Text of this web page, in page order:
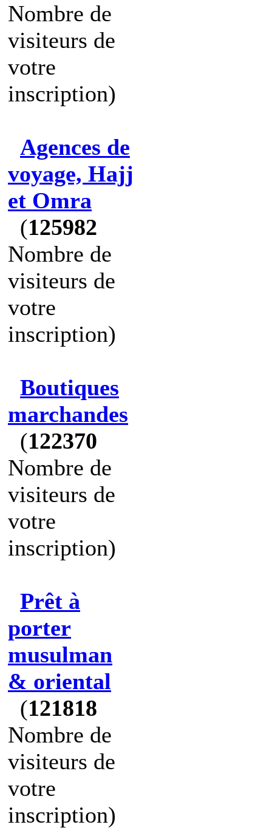
Nombre de
visiteurs de
votre
inscription)
Agences de
voyage, Hajj
et Omra
(125982
Nombre de
visiteurs de
votre
inscription)
Boutiques
marchandes
(122370
Nombre de
visiteurs de
votre
inscription)
Prêt à
porter
musulman
& oriental
(121818
Nombre de
visiteurs de
votre
inscription)